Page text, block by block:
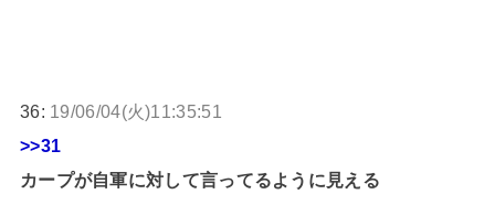
36: 19/06/04(火)11:35:51
>>31
カープが自軍に対して言ってるように見える